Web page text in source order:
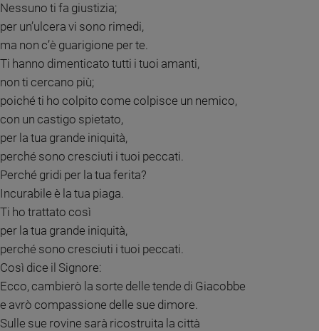
Società
e
valori
Ambiente
e
Creato
Volontariato
Diritti
Aziende
di
della
settimana
Migranti
Diversità
e
inclusione
Costume
Nessuno ti fa giustizia;
per un’ulcera vi sono rimedi,
ma non c’è guarigione per te.
Ti hanno dimenticato tutti i tuoi amanti,
non ti cercano più;
poiché ti ho colpito come colpisce un nemico,
con un castigo spietato,
per la tua grande iniquità,
perché sono cresciuti i tuoi peccati.
Perché gridi per la tua ferita?
Incurabile è la tua piaga.
Ti ho trattato così
per la tua grande iniquità,
perché sono cresciuti i tuoi peccati.
Così dice il Signore:
Ecco, cambierò la sorte delle tende di Giacobbe
e avrò compassione delle sue dimore.
Sulle sue rovine sarà ricostruita la città